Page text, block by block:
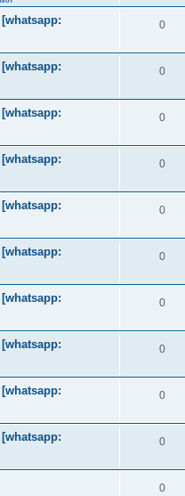
0
0
0
0
0
0
0
0
0
0
0